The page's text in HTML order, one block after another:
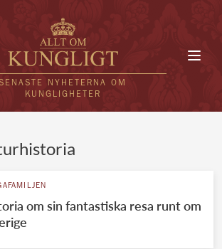
NYHETERNA OM
KUNGLIGHETER
UTLÄNDSKT
om sin fantastiska resa runt om